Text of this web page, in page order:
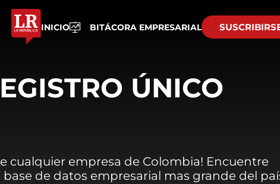
INICIO BITÁCORA EMPRESARIAL
ÚNICO
cualquier empresa de Colombia! Encuentre
de datos empresarial mas grande del